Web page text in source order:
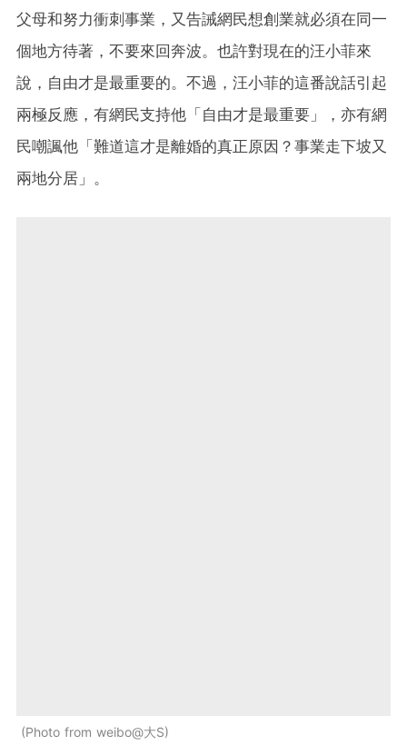
父母和努力衝刺事業，又告誡網民想創業就必須在同一
個地方待著，不要來回奔波。也許對現在的汪小菲來
說，自由才是最重要的。不過，汪小菲的這番說話引起
兩極反應，有網民支持他「自由才是最重要」，亦有網
民嘲諷他「難道這才是離婚的真正原因？事業走下坡又
兩地分居」。
Photo from weibo@大S